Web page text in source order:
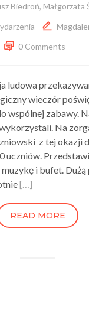
Biedroń, Małgorzata
0 Comments
ludowa
wieczór
wspólnej zabawy.
Na
z tej okazji
uczniów.
i bufet. Dużą
[…]
READ MORE